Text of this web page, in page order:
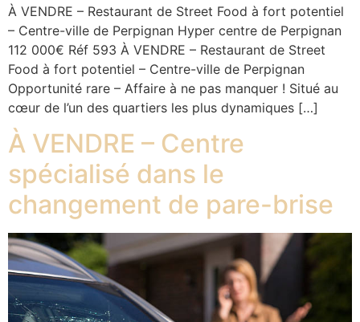
À VENDRE – Restaurant de Street Food à fort potentiel
– Centre-ville de Perpignan Hyper centre de Perpignan
112 000€ Réf 593 À VENDRE – Restaurant de Street
Food à fort potentiel – Centre-ville de Perpignan
Opportunité rare – Affaire à ne pas manquer ! Situé au
cœur de l’un des quartiers les plus dynamiques […]
À VENDRE – Centre
spécialisé dans le
changement de pare-brise